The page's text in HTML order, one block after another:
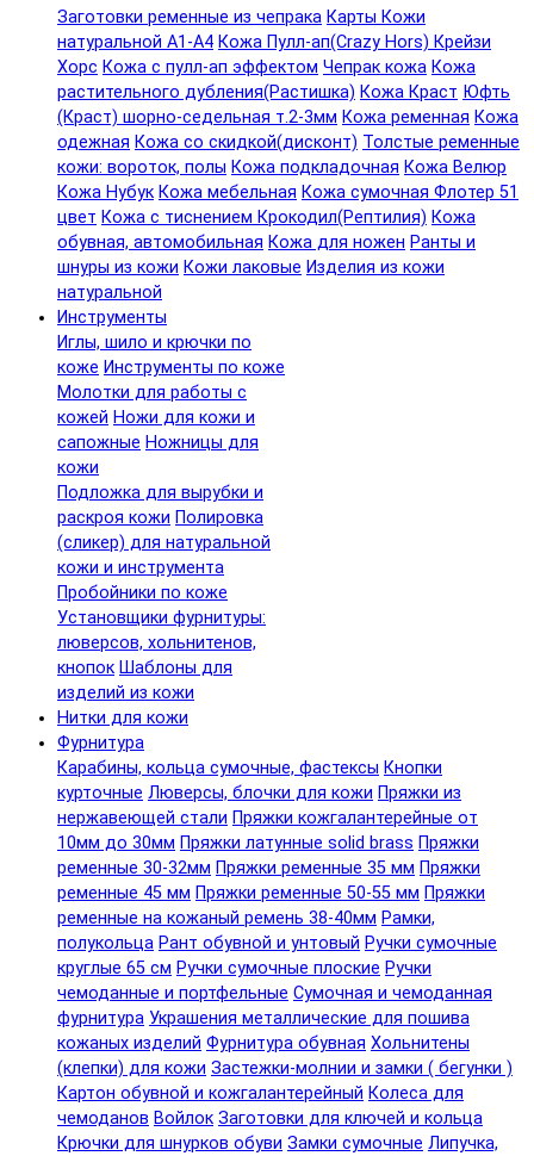
Заготовки ременные из чепрака Карты Кожи
натуральной А1-А4 Кожа Пулл-ап(Crazy Hors) Крейзи
Хорс Кожа с пулл-ап эффектом Чепрак кожа Кожа
растительного дубления(Растишка) Кожа Краст Юфть
(Краст) шорно-седельная т.2-3мм Кожа ременная Кожа
одежная Кожа со скидкой(дисконт) Толстые ременные
кожи: вороток, полы Кожа подкладочная Кожа Велюр
Кожа Нубук Кожа мебельная Кожа сумочная Флотер 51
цвет Кожа с тиснением Крокодил(Рептилия) Кожа
обувная, автомобильная Кожа для ножен Ранты и
шнуры из кожи Кожи лаковые Изделия из кожи
натуральной
Инструменты
Иглы, шило и крючки по
коже Инструменты по коже
Молотки для работы с
кожей Ножи для кожи и
сапожные Ножницы для
кожи
Подложка для вырубки и
раскроя кожи Полировка
(сликер) для натуральной
кожи и инструмента
Пробойники по коже
Установщики фурнитуры:
люверсов, хольнитенов,
кнопок Шаблоны для
изделий из кожи
Нитки для кожи
Фурнитура
Карабины, кольца сумочные, фастексы Кнопки
курточные Люверсы, блочки для кожи Пряжки из
нержавеющей стали Пряжки кожгалантерейные от
10мм до 30мм Пряжки латунные solid brass Пряжки
ременные 30-32мм Пряжки ременные 35 мм Пряжки
ременные 45 мм Пряжки ременные 50-55 мм Пряжки
ременные на кожаный ремень 38-40мм Рамки,
полукольца Рант обувной и унтовый Ручки сумочные
круглые 65 см Ручки сумочные плоские Ручки
чемоданные и портфельные Сумочная и чемоданная
фурнитура Украшения металлические для пошива
кожаных изделий Фурнитура обувная Хольнитены
(клепки) для кожи Застежки-молнии и замки ( бегунки )
Картон обувной и кожгалантерейный Колеса для
чемоданов Войлок Заготовки для ключей и кольца
Крючки для шнурков обуви Замки сумочные Липучка,